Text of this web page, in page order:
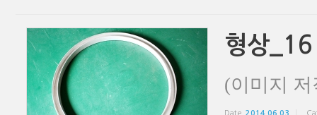
형상_16
(이미지
Date 2014.06.03